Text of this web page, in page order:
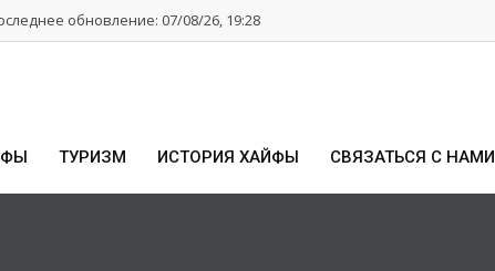
обновление: 07/08/26, 19:28
ТУРИЗМ ИСТОРИЯ ХАЙФЫ СВЯЗАТЬСЯ С НАМИ